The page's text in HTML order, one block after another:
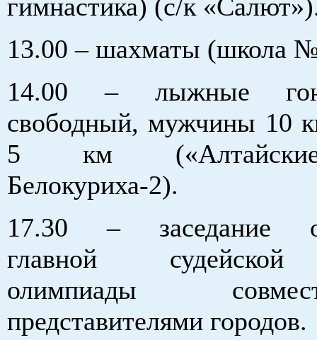
гимнастика) (с/к
13.00 – шахматы (школа
14.00 – лыжные
свободный, мужчины 10
5 км
Белокуриха-2).
17.30 – заседание
главной судейской
олимпиады
представителями городов.